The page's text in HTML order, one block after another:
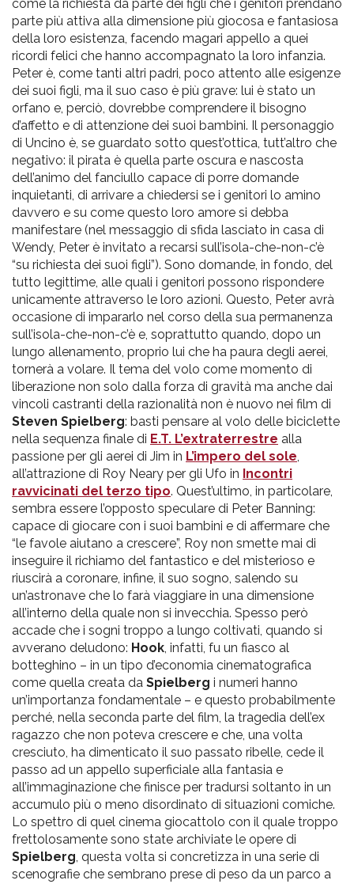
come la richiesta da parte dei figli che i genitori prendano
parte più attiva alla dimensione più giocosa e fantasiosa
della loro esistenza, facendo magari appello a quei
ricordi felici che hanno accompagnato la loro infanzia.
Peter è, come tanti altri padri, poco attento alle esigenze
dei suoi figli, ma il suo caso è più grave: lui è stato un
orfano e, perciò, dovrebbe comprendere il bisogno
d’affetto e di attenzione dei suoi bambini. Il personaggio
di Uncino è, se guardato sotto quest’ottica, tutt’altro che
negativo: il pirata è quella parte oscura e nascosta
dell’animo del fanciullo capace di porre domande
inquietanti, di arrivare a chiedersi se i genitori lo amino
davvero e su come questo loro amore si debba
manifestare (nel messaggio di sfida lasciato in casa di
Wendy, Peter è invitato a recarsi sull’isola-che-non-c’è
“su richiesta dei suoi figli”). Sono domande, in fondo, del
tutto legittime, alle quali i genitori possono rispondere
unicamente attraverso le loro azioni. Questo, Peter avrà
occasione di impararlo nel corso della sua permanenza
sull’isola-che-non-c’è e, soprattutto quando, dopo un
lungo allenamento, proprio lui che ha paura degli aerei,
tornerà a volare. Il tema del volo come momento di
liberazione non solo dalla forza di gravità ma anche dai
vincoli castranti della razionalità non è nuovo nei film di
Steven Spielberg: basti pensare al volo delle biciclette
nella sequenza finale di E.T. L’extraterrestre alla
passione per gli aerei di Jim in L’impero del sole,
all’attrazione di Roy Neary per gli Ufo in Incontri
ravvicinati del terzo tipo. Quest’ultimo, in particolare,
sembra essere l’opposto speculare di Peter Banning:
capace di giocare con i suoi bambini e di affermare che
“le favole aiutano a crescere”, Roy non smette mai di
inseguire il richiamo del fantastico e del misterioso e
riuscirà a coronare, infine, il suo sogno, salendo su
un’astronave che lo farà viaggiare in una dimensione
all’interno della quale non si invecchia. Spesso però
accade che i sogni troppo a lungo coltivati, quando si
avverano deludono: Hook, infatti, fu un fiasco al
botteghino – in un tipo d’economia cinematografica
come quella creata da Spielberg i numeri hanno
un’importanza fondamentale – e questo probabilmente
perché, nella seconda parte del film, la tragedia dell’ex
ragazzo che non poteva crescere e che, una volta
cresciuto, ha dimenticato il suo passato ribelle, cede il
passo ad un appello superficiale alla fantasia e
all’immaginazione che finisce per tradursi soltanto in un
accumulo più o meno disordinato di situazioni comiche.
Lo spettro di quel cinema giocattolo con il quale troppo
frettolosamente sono state archiviate le opere di
Spielberg, questa volta si concretizza in una serie di
scenografie che sembrano prese di peso da un parco a